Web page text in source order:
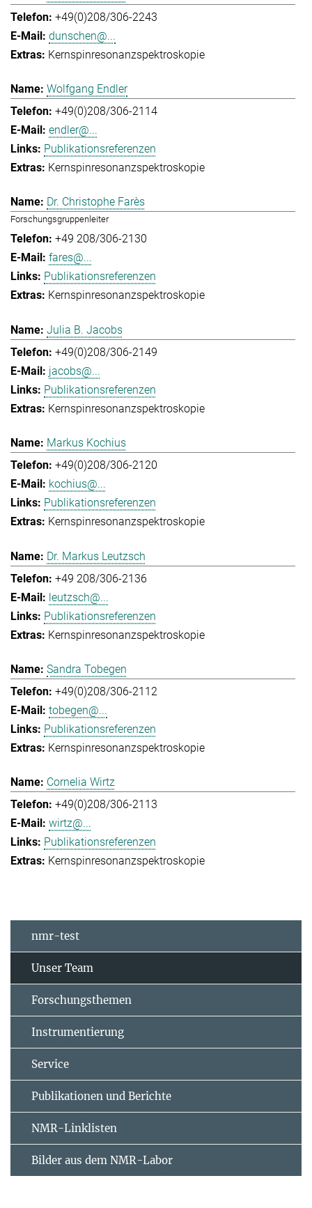
+49(0)208/306-2243
dunschen@...
Kernspinresonanzspektroskopie
Wolfgang Endler
+49(0)208/306-2114
endler@...
Publikationsreferenzen
Kernspinresonanzspektroskopie
Dr. Christophe Farès
Forschungsgruppenleiter
+49 208/306-2130
fares@...
Publikationsreferenzen
Kernspinresonanzspektroskopie
Julia B. Jacobs
+49(0)208/306-2149
jacobs@...
Publikationsreferenzen
Kernspinresonanzspektroskopie
Markus Kochius
+49(0)208/306-2120
kochius@...
Publikationsreferenzen
Kernspinresonanzspektroskopie
Dr. Markus Leutzsch
+49 208/306-2136
leutzsch@...
Publikationsreferenzen
Kernspinresonanzspektroskopie
Sandra Tobegen
+49(0)208/306-2112
tobegen@...
Publikationsreferenzen
Kernspinresonanzspektroskopie
Cornelia Wirtz
+49(0)208/306-2113
wirtz@...
Publikationsreferenzen
Kernspinresonanzspektroskopie
nmr-test
Unser Team
Forschungsthemen
Instrumentierung
Service
Publikationen und Berichte
NMR-Linklisten
Bilder aus dem NMR-Labor